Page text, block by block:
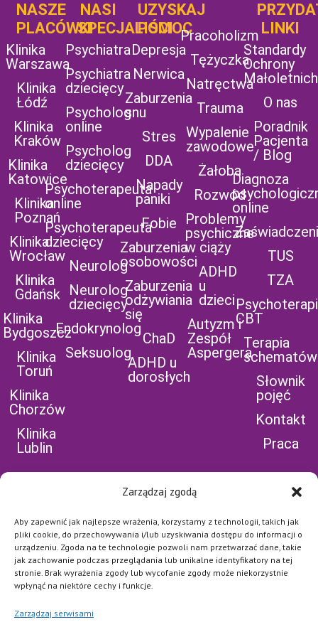
Zarządzaj zgodą
Aby zapewnić jak najlepsze wrażenia, korzystamy z technologii, takich jak
pliki cookie, do przechowywania i/lub uzyskiwania dostępu do informacji o
urządzeniu. Zgoda na te technologie pozwoli nam przetwarzać dane, takie
jak zachowanie podczas przeglądania lub unikalne identyfikatory na tej
stronie. Brak wyrażenia zgody lub wycofanie zgody może niekorzystnie
wpłynąć na niektóre cechy i funkcje.
Zarządzaj serwisami
NASZE
PLACÓWKI
Klinika
Warszawa
Klinika
Łódź
Klinika
Kraków
Klinika
Katowice
Klinika
Poznań
Klinika
Wrocław
Klinika
Gdańsk
Klinika
Bydgoszcz
Klinika
Toruń
Klinika
Chorzów
Klinika
Lublin
NASI
SPECJALIŚCI
Psychiatra
Psychiatra
dziecięcy
Psycholog
online
Psycholog
dziecięcy
Psychoterapeuta
online
Psychoterapeuta
dziecięcy
Neurolog
Neurolog
dziecięcy
Endokrynolog
Seksuolog
UZYSKAJ
POMOC
Depresja
Nerwica
Zaburzenia
snu
Stres
DDA
Napady
paniki
Fobie
Zaburzenia
osobowości
Zaburzenia
odżywiania
się
ChaD
ADHD u
dorosłych
UZYSKAJ
POMOC
Pracoholizm
Tężyczka
Natręctwa
Trauma
Wypalenie
zawodowe
Żałoba
Rozwód
Problemy
psychiczne
w ciąży
ADHD
u
dzieci
Autyzm i
Zespół
Aspergera
LINKI
Standardy
Ochrony
Małoletnich
O nas
Poradnik
Pacjenta
/ Blog
Diagnoza
online
TUS
TZA
CBT
Terapia
schematów
Słownik
pojęć
Kontakt
Praca
POLEĆ NAS NA
FB
Najważniejsze jest dla nas
bezpieczeństwo naszych
Każde połączenie jest
szyfrowane i zabezpieczone